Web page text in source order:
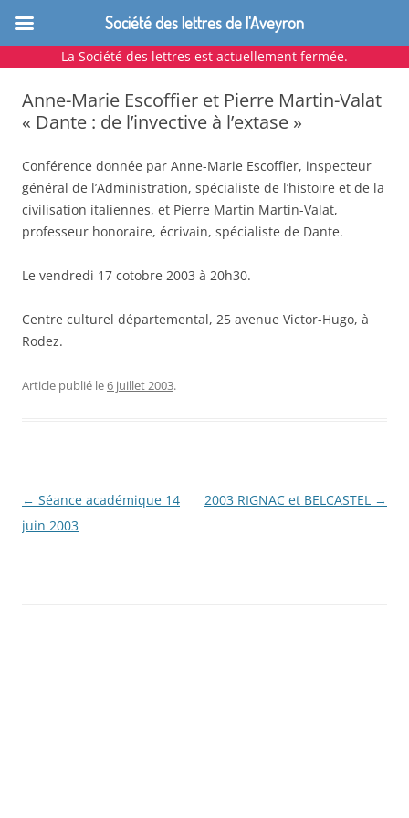
La Société des lettres est actuellement fermée.
Aller
contenu
Anne-Marie Escoffier et Pierre Martin-Valat
« Dante : de l’invective à l’extase »
Conférence donnée par Anne-Marie Escoffier, inspecteur
général de l’Administration, spécialiste de l’histoire et de la
civilisation italiennes, et Pierre Martin Martin-Valat,
professeur honoraire, écrivain, spécialiste de Dante.
Le vendredi 17 cotobre 2003 à 20h30.
Centre culturel départemental, 25 avenue Victor-Hugo, à
Rodez.
Article publié le6 juillet 2003.
Navigation
des
← Séance académique 14
juin 2003
2003 RIGNAC et BELCASTEL →
Société des lettres de l'Aveyron